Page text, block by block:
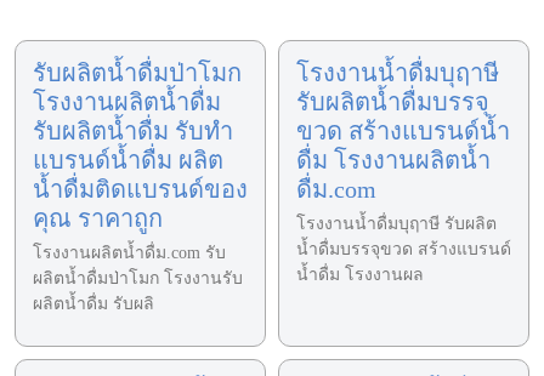
รับผลิตน้ำดื่มป่าโมก
โรงงานผลิตน้ำดื่ม
รับผลิตน้ำดื่ม รับทำ
แบรนด์น้ำดื่ม ผลิต
น้ำดื่มติดแบรนด์ของ
คุณ ราคาถูก
โรงงานผลิตน้ำดื่ม.com รับ
ผลิตน้ำดื่มป่าโมก โรงงานรับ
ผลิตน้ำดื่ม รับผลิ
โรงงานน้ำดื่มบุฤาษี
รับผลิตน้ำดื่มบรรจุ
ขวด สร้างแบรนด์น้ำ
ดื่ม โรงงานผลิตน้ำ
ดื่ม.com
โรงงานน้ำดื่มบุฤาษี รับผลิต
น้ำดื่มบรรจุขวด สร้างแบรนด์
น้ำดื่ม โรงงานผล